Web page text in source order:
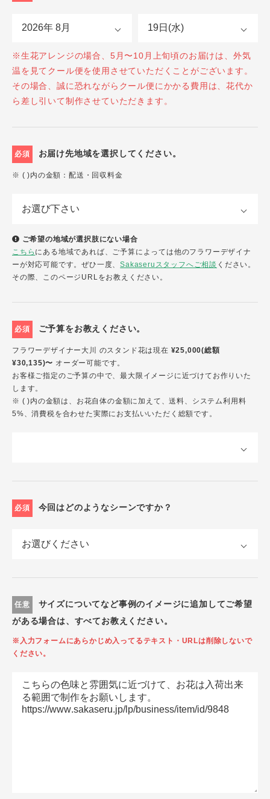
※生花アレンジの場合、5月〜10月上旬頃のお届けは、外気
温を見てクール便を使用させていただくことがございます。
その場合、誠に恐れながらクール便にかかる費用は、花代か
ら差し引いて制作させていただきます。
必須 お届け先地域を選択してください。
※ ( )内の金額：配送・回収料金
ご希望の地域が選択肢にない場合
こちら にある地域であれば、ご予算によっては他のフラワーデザイナ
ーが対応可能です。ぜひ一度、Sakaseruスタッフへご相談 ください。
その際、このページURLをお教えください。
必須 ご予算をお教えください。
フラワーデザイナー大川 のスタンド花は現在 ¥25,000(総額
¥30,135)〜 オーダー可能です。
お客様ご指定のご予算の中で、最大限イメージに近づけてお作りいた
します。
※ ( )内の金額は、お花自体の金額に加えて、送料、システム利用料
5%、消費税を合わせた実際にお支払いいただく総額です。
必須 今回はどのようなシーンですか？
任意
サイズについてなど事例のイメージに追加してご希望
がある場合は、すべてお教えください。
※入力フォームにあらかじめ入ってるテキスト・URLは削除しないで
ください。